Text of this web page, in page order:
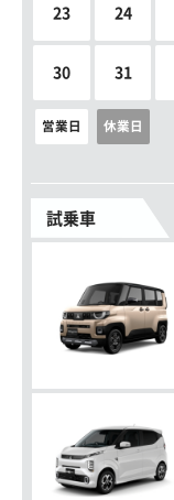
23 24
30 31
営業日 休業日
試乗車